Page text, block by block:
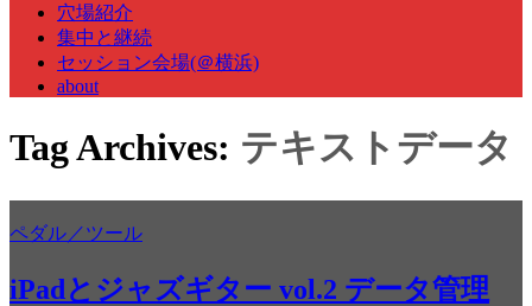
穴場紹介
集中と継続
セッション会場(＠横浜)
about
Tag Archives: テキストデータ
ペダル／ツール
iPadとジャズギター vol.2 データ管理